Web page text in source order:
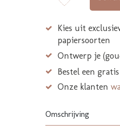
Kies uit
papiersoorten
Ontwerp je
Bestel een
Onze klanten
Omschrijving